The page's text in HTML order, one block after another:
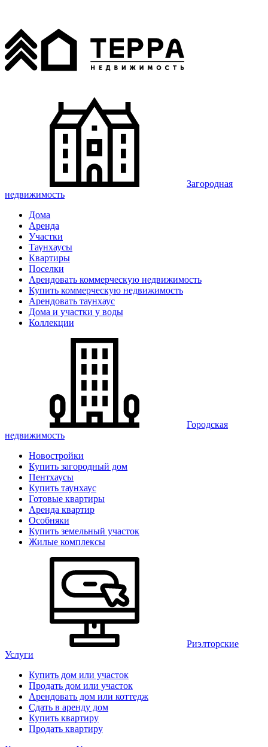
Загородная
недвижимость
Дома
Аренда
Участки
Таунхаусы
Квартиры
Поселки
Арендовать коммерческую недвижимость
Купить коммерческую недвижимость
Арендовать таунхаус
Дома и участки у воды
Коллекции
Городская
недвижимость
Новостройки
Купить загородный дом
Пентхаусы
Купить таунхаус
Готовые квартиры
Аренда квартир
Особняки
Купить земельный участок
Жилые комплексы
Риэлторские
Услуги
Купить дом или участок
Продать дом или участок
Арендовать дом или коттедж
Сдать в аренду дом
Купить квартиру
Продать квартиру